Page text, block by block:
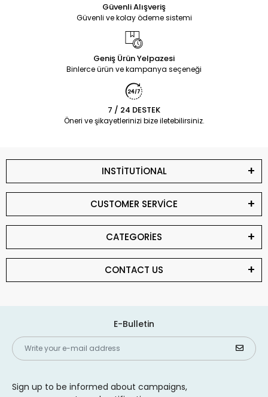
Güvenli Alışveriş
Güvenli ve kolay ödeme sistemi
Geniş Ürün Yelpazesi
Binlerce ürün ve kampanya seçeneği
7 / 24 DESTEK
Öneri ve şikayetlerinizi bize iletebilirsiniz.
INSTİTUTİONAL
CUSTOMER SERVİCE
CATEGORİES
CONTACT US
E-Bulletin
Sign up to be informed about campaigns,